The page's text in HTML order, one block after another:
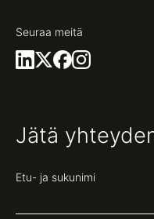
Seuraa meitä
Jätä
Etu- ja sukunimi